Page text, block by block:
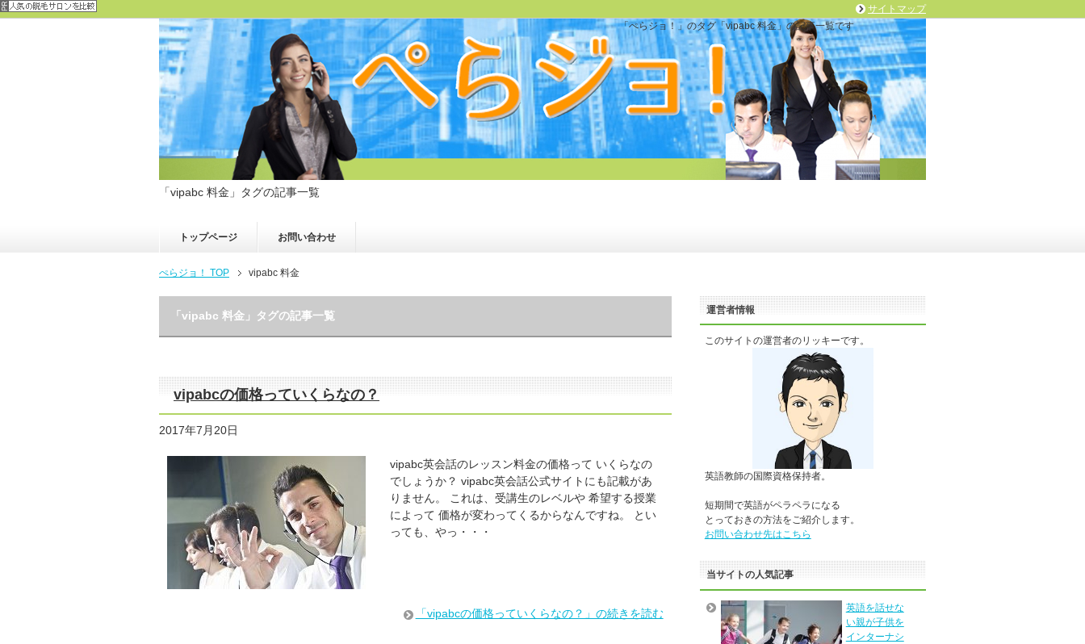
「vipabc 料金」タグの記事一覧
「ぺらジョ！」のタグ「vipabc 料金」の記事一覧です
トップページ お問い合わせ
ぺらジョ！ TOP vipabc 料金
「vipabc 料金」タグの記事一覧
vipabcの価格っていくらなの？
2017年7月20日
vipabc英会話のレッスン料金の価格って いくらなの
でしょうか？ vipabc英会話公式サイトにも記載があ
りません。 これは、受講生のレベルや 希望する授業
によって 価格が変わってくるからなんですね。 とい
っても、やっ・・・
「vipabcの価格っていくらなの？」の続きを読む
運営者情報
このサイトの運営者のリッキーです。
英語教師の国際資格保持者。
短期間で英語がペラペラになる
とっておきの方法をご紹介します。
お問い合わせ先はこちら
当サイトの人気記事
英語を話せな
い親が子供を
インターナシ
サイトマップ